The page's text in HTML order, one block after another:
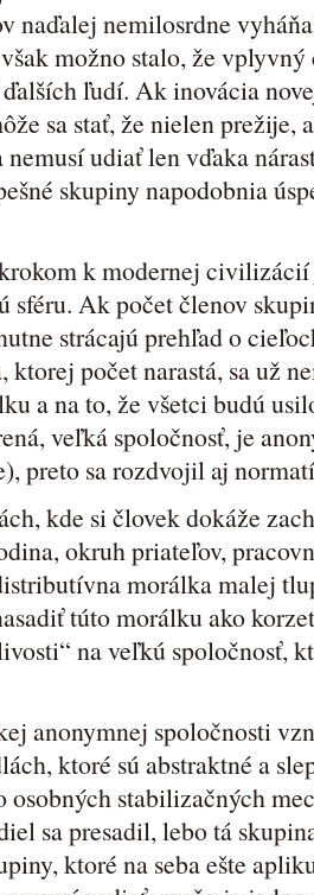
naďalej nemilosrdne
možno stalo, že
ľudí. Ak inovácia
sa stať, že nielen prežije,
nemusí udiať len vďaka
skupiny napodobnia
k modernej civilizácií
sféru. Ak počet členov
strácajú prehľad o
ktorej počet narastá, sa už
a na to, že všetci budú
veľká spoločnosť, je
preto sa rozdvojil aj
kde si človek dokáže
okruh priateľov,
morálka malej
túto morálku ako
na veľkú spoločnosť,
anonymnej spoločnosti
ktoré sú abstraktné a
osobných stabilizačných
sa presadil, lebo tá
ktoré na seba ešte